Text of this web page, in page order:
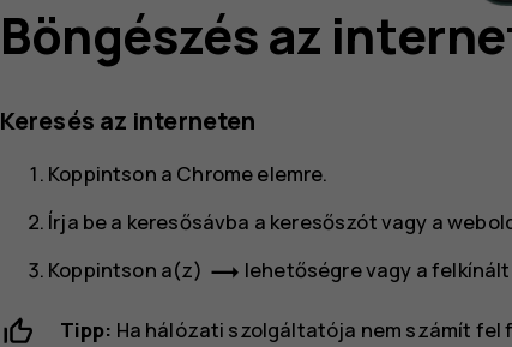
Böngészés az
Keresés az interneten
Koppintson a Chromeelemre.
Írja be a keresősávba a keresőszót vagy a
Koppintson a(z) trending_flat lehetőségre vagy a
Tipp: Ha hálózati szolgáltatója nem számít